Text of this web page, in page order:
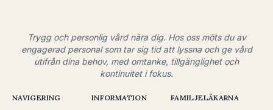
Trygg och personlig vård nära dig. Hos oss möts du av
engagerad personal som tar sig tid att lyssna och ge vård
utifrån dina behov, med omtanke, tillgänglighet och
kontinuitet i fokus.
NAVIGERING INFORMATION FAMILJELÄKARNA